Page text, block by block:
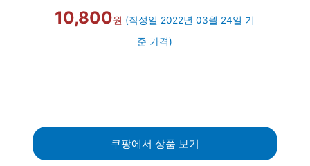
10,800원 (작성일 2022년 03월 24일 기
준 가격)
쿠팡에서 상품 보기